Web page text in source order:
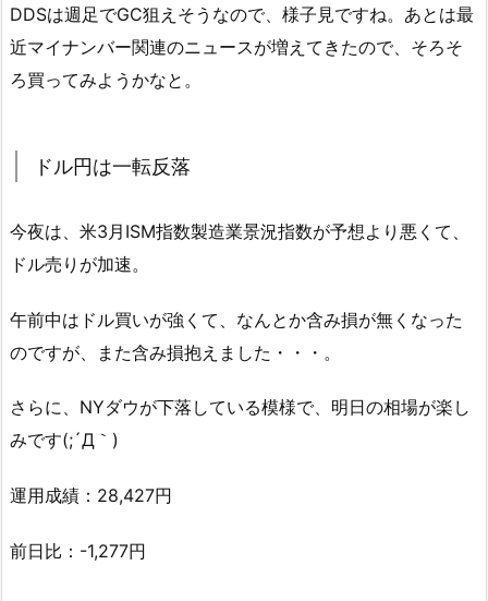
DDSは週足でGC狙えそうなので、様子見ですね。あとは最
近マイナンバー関連のニュースが増えてきたので、そろそ
ろ買ってみようかなと。
ドル円は一転反落
今夜は、米3月ISM指数製造業景況指数が予想より悪くて、
ドル売りが加速。
午前中はドル買いが強くて、なんとか含み損が無くなった
のですが、また含み損抱えました・・・。
さらに、NYダウが下落している模様で、明日の相場が楽し
みです(;´Д｀)
運用成績：28,427円
前日比：-1,277円